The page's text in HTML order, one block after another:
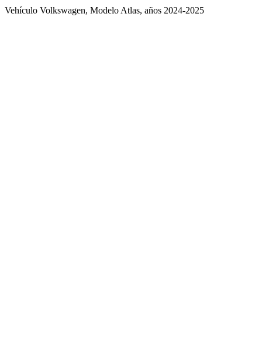
Vehículo Volkswagen, Modelo Atlas, años 2024-2025